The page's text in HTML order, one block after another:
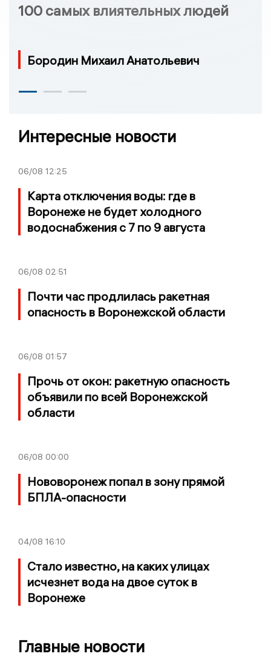
100 самых влиятельных людей
Бородин Михаил Анатольевич
Интересные новости
06/08 12:25
Карта отключения воды: где в
Воронеже не будет холодного
водоснабжения с 7 по 9 августа
06/08 02:51
Почти час продлилась ракетная
опасность в Воронежской области
06/08 01:57
Прочь от окон: ракетную опасность
объявили по всей Воронежской
области
06/08 00:00
Нововоронеж попал в зону прямой
БПЛА-опасности
04/08 16:10
Стало известно, на каких улицах
исчезнет вода на двое суток в
Воронеже
Главные новости